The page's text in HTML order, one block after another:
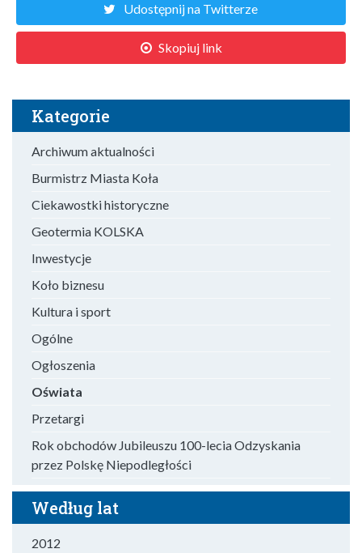
Udostępnij na Twitterze
Skopiuj link
Kategorie
Archiwum aktualności
Burmistrz Miasta Koła
Ciekawostki historyczne
Geotermia KOLSKA
Inwestycje
Koło biznesu
Kultura i sport
Ogólne
Ogłoszenia
Oświata
Przetargi
Rok obchodów Jubileuszu 100-lecia Odzyskania
przez Polskę Niepodległości
Według lat
2012